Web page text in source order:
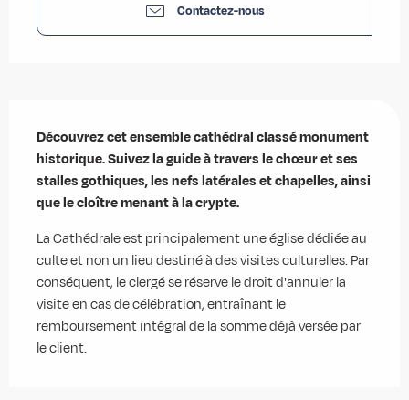
Contactez-nous
Découvrez cet ensemble cathédral classé monument
historique. Suivez la guide à travers le chœur et ses
stalles gothiques, les nefs latérales et chapelles, ainsi
que le cloître menant à la crypte.
La Cathédrale est principalement une église dédiée au
culte et non un lieu destiné à des visites culturelles. Par
conséquent, le clergé se réserve le droit d'annuler la
visite en cas de célébration, entraînant le
remboursement intégral de la somme déjà versée par
le client.